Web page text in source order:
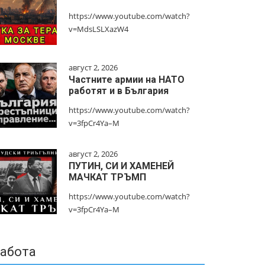
https://www.youtube.com/watch?
v=MdsLSLXazW4
август 2, 2026
Частните армии на НАТО
работят и в България
https://www.youtube.com/watch?
v=3fpCr4Ya–M
август 2, 2026
ПУТИН, СИ И ХАМЕНЕЙ
МАЧКАТ ТРЪМП
https://www.youtube.com/watch?
v=3fpCr4Ya–M